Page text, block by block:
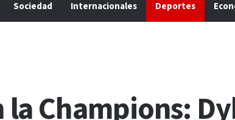
Sociedad Internacionales Deportes
la Champions: